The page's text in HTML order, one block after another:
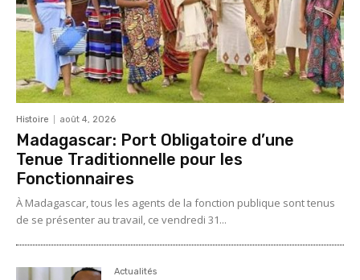
Histoire août 4, 2026
Madagascar: Port Obligatoire d’une
Tenue Traditionnelle pour les
Fonctionnaires
À Madagascar, tous les agents de la fonction publique sont tenus
de se présenter au travail, ce vendredi 31...
Actualités